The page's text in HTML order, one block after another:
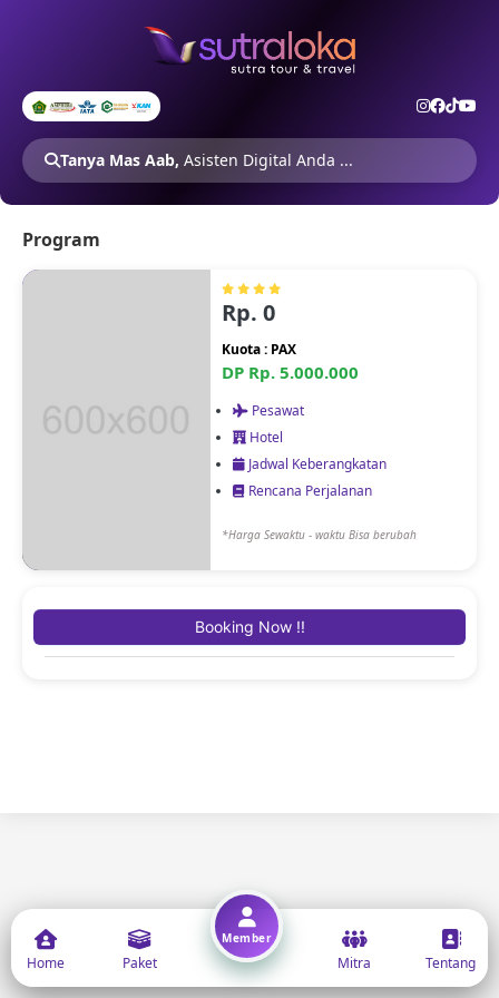
Tanya Mas Aab, Asisten Digital Anda ...
Program
Rp. 0
Kuota : PAX
DP Rp. 5.000.000
Pesawat
Hotel
Jadwal Keberangkatan
Rencana Perjalanan
*Harga Sewaktu - waktu Bisa berubah
Booking Now !!
Home Paket
Member
Mitra Tentang